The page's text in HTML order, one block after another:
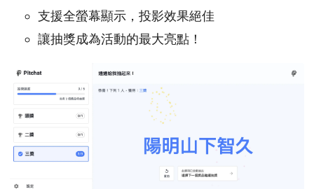
支援全螢幕顯示，投影效果絕佳
讓抽獎成為活動的最大亮點！